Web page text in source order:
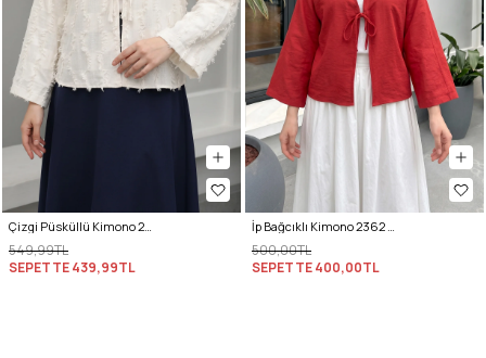
Çizgi Püsküllü Kimono 2353 - KIRIK BEYAZ
549,99TL
SEPETTE439,99TL
İp Bağcıklı Kimono 2362 - KIRMIZI
500,00TL
SEPETTE400,00TL